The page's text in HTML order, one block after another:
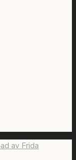
av Frida